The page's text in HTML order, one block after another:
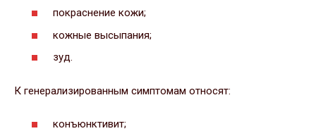
покраснение кожи;
кожные высыпания;
зуд.
К генерализированным симптомам относят:
конъюнктивит;